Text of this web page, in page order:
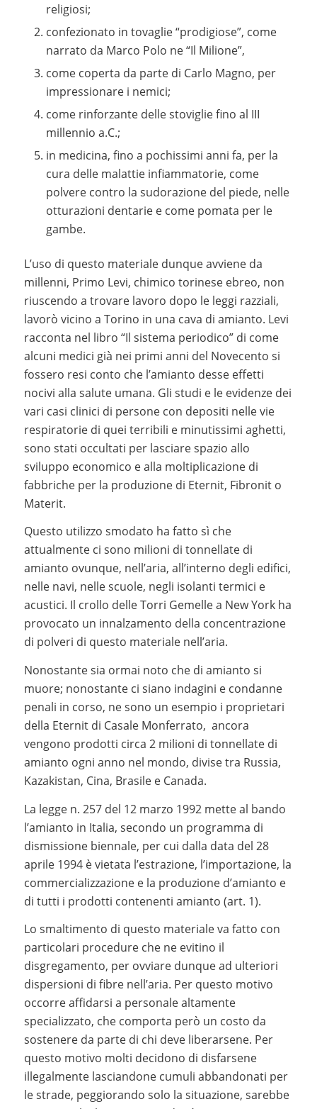
religiosi;
confezionato in tovaglie “prodigiose”, come
narrato da Marco Polo ne “Il Milione”,
come coperta da parte di Carlo Magno, per
impressionare i nemici;
come rinforzante delle stoviglie fino al III
millennio a.C.;
in medicina, fino a pochissimi anni fa, per la
cura delle malattie infiammatorie, come
polvere contro la sudorazione del piede, nelle
otturazioni dentarie e come pomata per le
gambe.
L’uso di questo materiale dunque avviene da
millenni, Primo Levi, chimico torinese ebreo, non
riuscendo a trovare lavoro dopo le leggi razziali,
lavorò vicino a Torino in una cava di amianto. Levi
racconta nel libro “Il sistema periodico” di come
alcuni medici già nei primi anni del Novecento si
fossero resi conto che l’amianto desse effetti
nocivi alla salute umana. Gli studi e le evidenze dei
vari casi clinici di persone con depositi nelle vie
respiratorie di quei terribili e minutissimi aghetti,
sono stati occultati per lasciare spazio allo
sviluppo economico e alla moltiplicazione di
fabbriche per la produzione di Eternit, Fibronit o
Materit.
Questo utilizzo smodato ha fatto sì che
attualmente ci sono milioni di tonnellate di
amianto ovunque, nell’aria, all’interno degli edifici,
nelle navi, nelle scuole, negli isolanti termici e
acustici. Il crollo delle Torri Gemelle a New York ha
provocato un innalzamento della concentrazione
di polveri di questo materiale nell’aria.
Nonostante sia ormai noto che di amianto si
muore; nonostante ci siano indagini e condanne
penali in corso, ne sono un esempio i proprietari
della Eternit di Casale Monferrato, ancora
vengono prodotti circa 2 milioni di tonnellate di
amianto ogni anno nel mondo, divise tra Russia,
Kazakistan, Cina, Brasile e Canada.
La legge n. 257 del 12 marzo 1992 mette al bando
l’amianto in Italia, secondo un programma di
dismissione biennale, per cui dalla data del 28
aprile 1994 è vietata l’estrazione, l’importazione, la
commercializzazione e la produzione d’amianto e
di tutti i prodotti contenenti amianto (art. 1).
Lo smaltimento di questo materiale va fatto con
particolari procedure che ne evitino il
disgregamento, per ovviare dunque ad ulteriori
dispersioni di fibre nell’aria. Per questo motivo
occorre affidarsi a personale altamente
specializzato, che comporta però un costo da
sostenere da parte di chi deve liberarsene. Per
questo motivo molti decidono di disfarsene
illegalmente lasciandone cumuli abbandonati per
le strade, peggiorando solo la situazione, sarebbe